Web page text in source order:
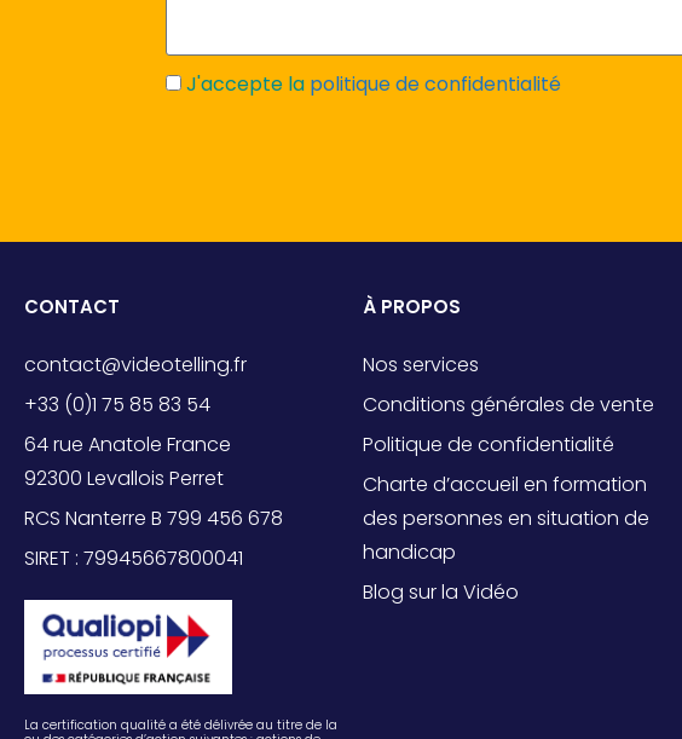
J'accepte la politique de confidentialité
CONTACT
contact@videotelling.fr
+33 (0)1 75 85 83 54
64 rue Anatole France
92300 Levallois Perret
RCS Nanterre B 799 456 678
SIRET : 79945667800041
La certification qualité a été délivrée au titre de la
À PROPOS
Nos services
Conditions générales de vente
Politique de confidentialité
Charte d’accueil en formation
des personnes en situation de
handicap
Blog sur la Vidéo